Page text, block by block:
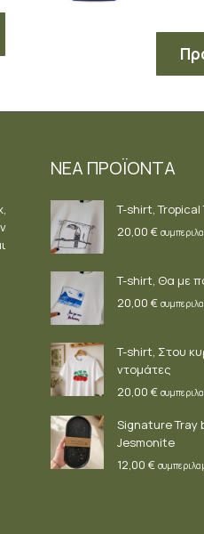
ΝΕΑ ΠΡΟΪΟΝΤΑ
T-shirt, Tropical
20,00 €
T-shirt, Θα με
20,00 €
T-shirt, Στου
ντομάτες
20,00 €
Signature Tray
Jesmonite
12,00 €